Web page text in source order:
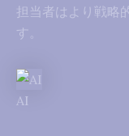
担当者はより戦略
す。
AI